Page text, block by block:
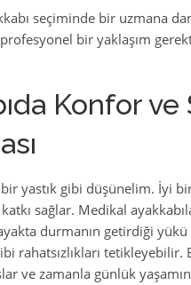
seçiminde bir uzmana
bir yaklaşım
Konfor ve
yastık gibi düşünelim. İyi bir
sağlar. Medikal
durmanın getirdiği yükü
rahatsızlıkları
ve zamanla günlük